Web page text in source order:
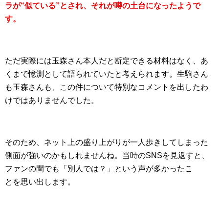
ラが“似ている”とされ、それが噂の土台になったようで
す。
ただ実際には玉森さん本人だと断定できる材料はなく、あ
くまで憶測として語られていたと考えられます。生駒さん
も玉森さんも、この件について特別なコメントを出したわ
けではありませんでした。
そのため、ネット上の盛り上がりが一人歩きしてしまった
側面が強いのかもしれませんね。当時のSNSを見返すと、
ファンの間でも「別人では？」という声が多かったこ
とを思い出します。